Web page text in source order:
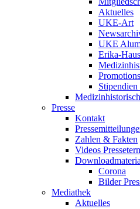
Aktuelles
UKE-Art
UKE
Erika-Haus
Presse
Kontakt
Zahlen & Fakten
Videos
Corona
Bilder
Mediathek
Aktuelles